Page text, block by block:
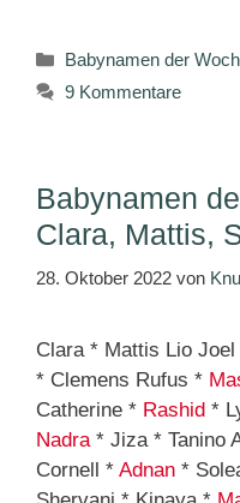
Kategorien
Babynamen der
9 Kommentare
Babynamen
Clara, Mattis,
28. Oktober 2022 von
Clara * Mattis Lio Joel
* Clemens Rufus *
Catherine * Rashid *
Nadra * Jiza * Tanino
Cornell * Adnan *